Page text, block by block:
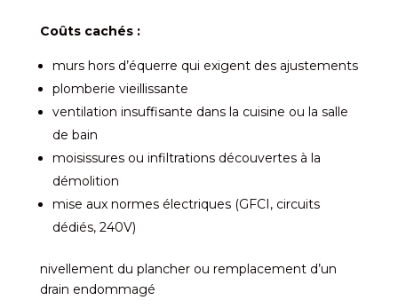
Coûts cachés :
murs hors d’équerre qui exigent des ajustements
plomberie vieillissante
ventilation insuffisante dans la cuisine ou la salle
de bain
moisissures ou infiltrations découvertes à la
démolition
mise aux normes électriques (GFCI, circuits
dédiés, 240V)
nivellement du plancher ou remplacement d’un
drain endommagé